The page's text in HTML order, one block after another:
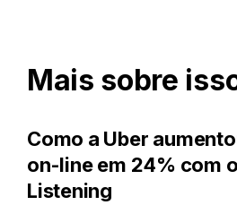
Mais sobre
Como a Uber
on-line em 24% com
Listening